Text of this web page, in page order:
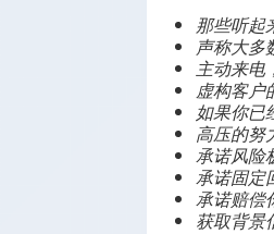
那些听起
声称大多
主动来电
虚构客户
如果你已
高压的努
承诺风险
承诺固定
承诺赔偿
获取背景